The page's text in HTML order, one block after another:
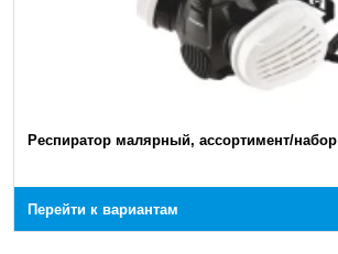
Респиратор малярный, ассортимент/набор
Перейти к вариантам